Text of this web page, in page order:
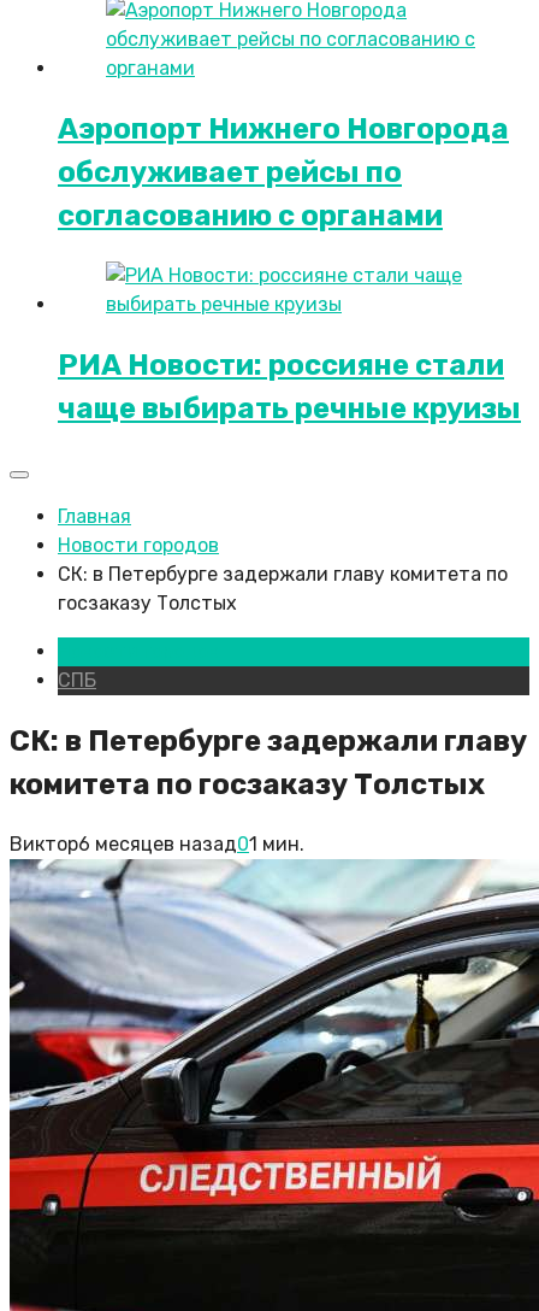
Аэропорт Нижнего Новгорода
обслуживает рейсы по
согласованию c органами
РИА Новости: россияне стали
чаще выбирать речные круизы
Главная
Новости городов
СК: в Петербурге задержали главу комитета по
госзаказу Толстых
СПБ
СК: в Петербурге задержали главу
комитета по госзаказу Толстых
Виктор6 месяцев назад01 мин.